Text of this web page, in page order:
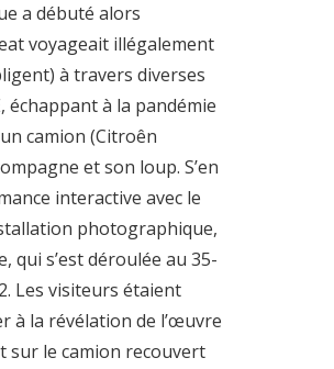
a débuté alors
voyageait illégalement
à travers diverses
échappant à la pandémie
camion (Citroên
et son loup. S’en
interactive avec le
photographique,
qui s’est déroulée au 35-
Les visiteurs étaient
à la révélation de l’œuvre
sur le camion recouvert